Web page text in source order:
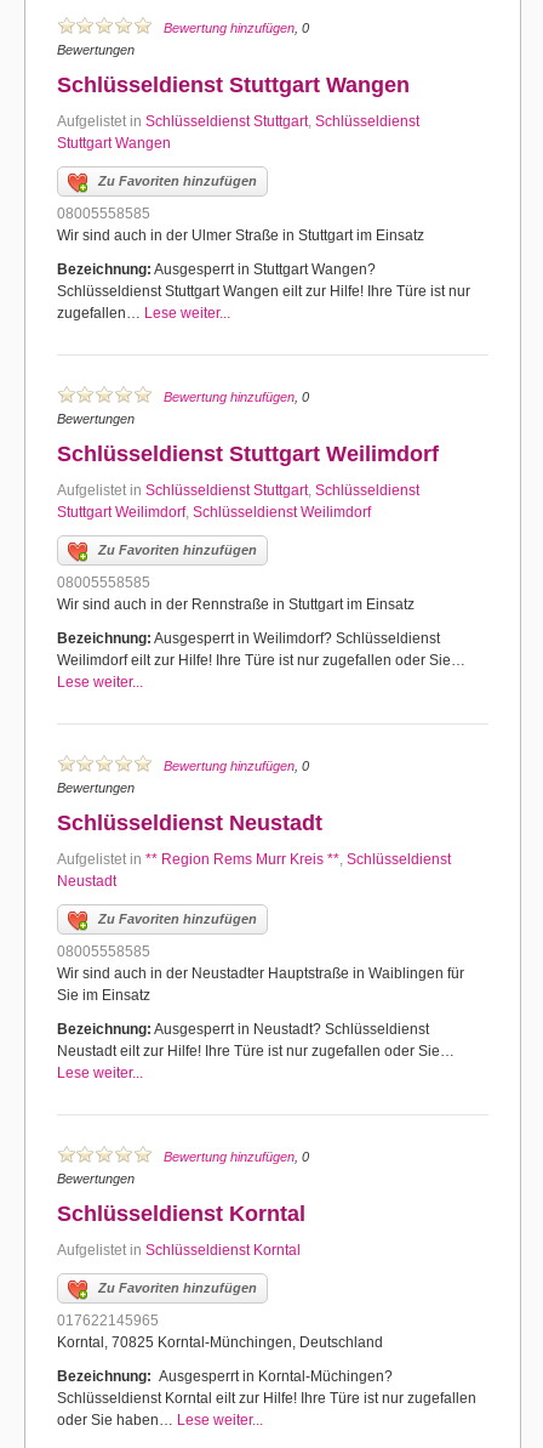
Bewertung hinzufügen , 0
Bewertungen
Schlüsseldienst Stuttgart Wangen
Aufgelistet in Schlüsseldienst Stuttgart, Schlüsseldienst
Stuttgart Wangen
Zu Favoriten hinzufügen
08005558585
Wir sind auch in der Ulmer Straße in Stuttgart im Einsatz
Bezeichnung: Ausgesperrt in Stuttgart Wangen?
Schlüsseldienst Stuttgart Wangen eilt zur Hilfe! Ihre Türe ist nur
zugefallen… Lese weiter...
Bewertung hinzufügen , 0
Bewertungen
Schlüsseldienst Stuttgart Weilimdorf
Aufgelistet in Schlüsseldienst Stuttgart, Schlüsseldienst
Stuttgart Weilimdorf, Schlüsseldienst Weilimdorf
Zu Favoriten hinzufügen
08005558585
Wir sind auch in der Rennstraße in Stuttgart im Einsatz
Bezeichnung: Ausgesperrt in Weilimdorf? Schlüsseldienst
Weilimdorf eilt zur Hilfe! Ihre Türe ist nur zugefallen oder Sie…
Lese weiter...
Bewertung hinzufügen , 0
Bewertungen
Schlüsseldienst Neustadt
Aufgelistet in ** Region Rems Murr Kreis **, Schlüsseldienst
Neustadt
Zu Favoriten hinzufügen
08005558585
Wir sind auch in der Neustadter Hauptstraße in Waiblingen für
Sie im Einsatz
Bezeichnung: Ausgesperrt in Neustadt? Schlüsseldienst
Neustadt eilt zur Hilfe! Ihre Türe ist nur zugefallen oder Sie…
Lese weiter...
Bewertung hinzufügen , 0
Bewertungen
Schlüsseldienst Korntal
Aufgelistet in Schlüsseldienst Korntal
Zu Favoriten hinzufügen
017622145965
Korntal, 70825 Korntal-Münchingen, Deutschland
Bezeichnung: Ausgesperrt in Korntal-Müchingen?
Schlüsseldienst Korntal eilt zur Hilfe! Ihre Türe ist nur zugefallen
oder Sie haben… Lese weiter...